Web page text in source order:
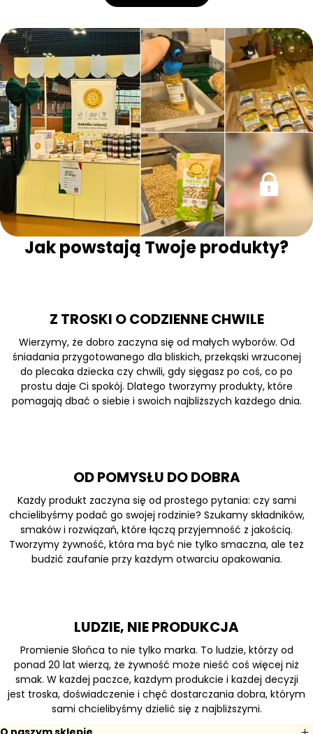
Jak powstają Twoje produkty?
Z TROSKI O CODZIENNE CHWILE
Wierzymy, że dobro zaczyna się od małych wyborów. Od
śniadania przygotowanego dla bliskich, przekąski wrzuconej
do plecaka dziecka czy chwili, gdy sięgasz po coś, co po
prostu daje Ci spokój. Dlatego tworzymy produkty, które
pomagają dbać o siebie i swoich najbliższych każdego dnia.
OD POMYSŁU DO DOBRA
Każdy produkt zaczyna się od prostego pytania: czy sami
chcielibyśmy podać go swojej rodzinie? Szukamy składników,
smaków i rozwiązań, które łączą przyjemność z jakością.
Tworzymy żywność, która ma być nie tylko smaczna, ale też
budzić zaufanie przy każdym otwarciu opakowania.
LUDZIE, NIE PRODUKCJA
Promienie Słońca to nie tylko marka. To ludzie, którzy od
ponad 20 lat wierzą, że żywność może nieść coś więcej niż
smak. W każdej paczce, każdym produkcie i każdej decyzji
jest troska, doświadczenie i chęć dostarczania dobra, którym
sami chcielibyśmy dzielić się z najbliższymi.